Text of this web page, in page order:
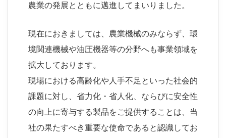
農業の発展とともに邁進してまいりました。
現在におきましては、農業機械のみならず、環
境関連機械や油圧機器等の分野へも事業領域を
拡大しております。
現場における高齢化や人手不足といった社会的
課題に対し、省力化・省人化、ならびに安全性
の向上に寄与する製品をご提供することは、当
社の果たすべき重要な使命であると認識してお